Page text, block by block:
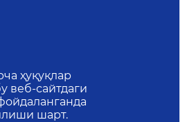
ҳуқуқлар
веб-сайтдаги
шарт.